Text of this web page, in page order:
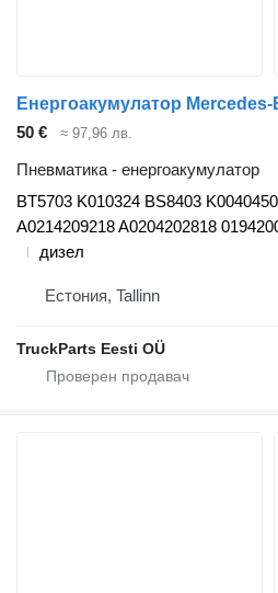
50 € ≈ 97,96 лв.
Пневматика - енергоакумулатор
BT5703 K010324 BS8403
A0214209218 A0204202818
дизел
Естония, Tallinn
TruckParts Eesti OÜ